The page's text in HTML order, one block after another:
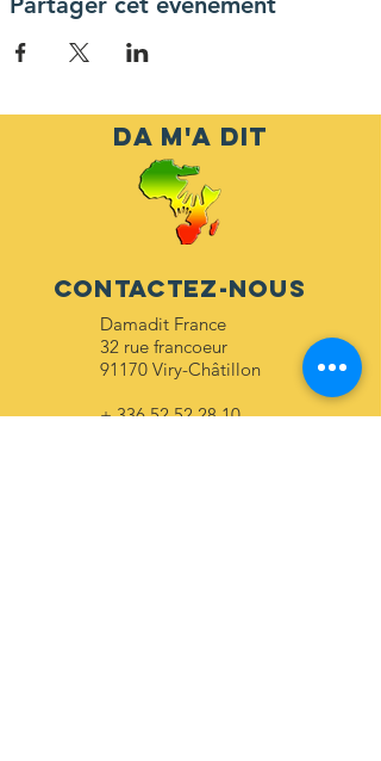
DA M'A DIT
ContactEZ-NOUS
Damadit France
32 rue francoeur
91170 Viry-Châtillon
+336 52 52 28 10